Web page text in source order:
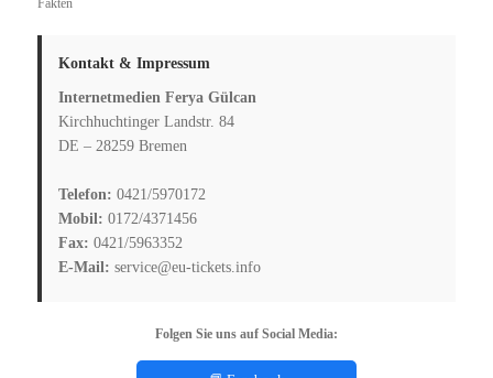
Fakten
Kontakt & Impressum
Internetmedien Ferya Gülcan
Kirchhuchtinger Landstr. 84
DE – 28259 Bremen
Telefon: 0421/5970172
Mobil: 0172/4371456
Fax: 0421/5963352
E-Mail: service@eu-tickets.info
Folgen Sie uns auf Social Media: